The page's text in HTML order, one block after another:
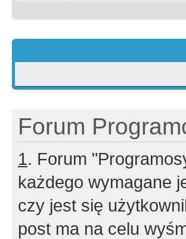
Forum
1. Forum
każdego wymagane
czy jest się
post ma na celu